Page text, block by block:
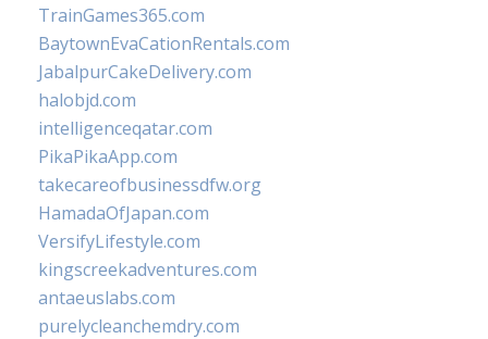
TrainGames365.com
BaytownEvaCationRentals.com
JabalpurCakeDelivery.com
halobjd.com
intelligenceqatar.com
PikaPikaApp.com
takecareofbusinessdfw.org
HamadaOfJapan.com
VersifyLifestyle.com
kingscreekadventures.com
antaeuslabs.com
purelycleanchemdry.com